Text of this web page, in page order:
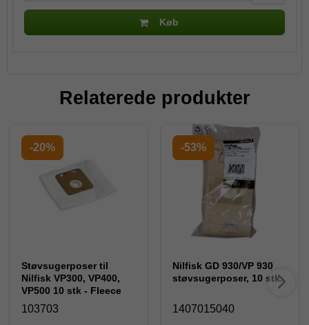
Køb
Relaterede produkter
-20%
Støvsugerposer til
Nilfisk VP300, VP400,
VP500 10 stk - Fleece
103703
-53%
Nilfisk GD 930/VP 930
støvsugerposer, 10 stk.
1407015040